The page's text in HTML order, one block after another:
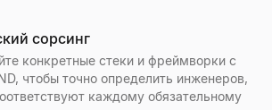
сорсинг
конкретные стеки и фреймворки с
чтобы точно определить инженеров,
каждому обязательному